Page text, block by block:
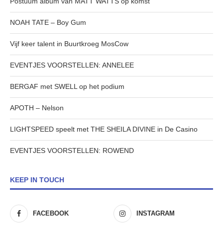
NOAH TATE – Boy Gum
Vijf keer talent in Buurtkroeg MosCow
EVENTJES VOORSTELLEN: ANNELEE
BERGAF met SWELL op het podium
APOTH – Nelson
LIGHTSPEED speelt met THE SHEILA DIVINE in De Casino
EVENTJES VOORSTELLEN: ROWEND
KEEP IN TOUCH
FACEBOOK INSTAGRAM